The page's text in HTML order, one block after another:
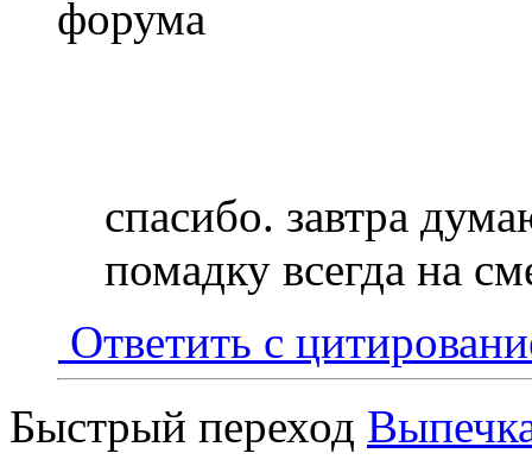
спасибо. завтра
помадку всегда на
Ответить с
Быстрый переход